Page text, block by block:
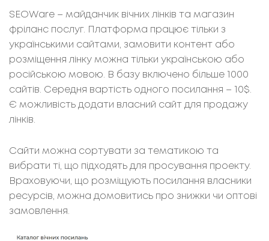
SEOWare – майданчик вічних лінків та магазин
фріланс послуг. Платформа працює тільки з
українськими сайтами, замовити контент або
розміщення лінку можна тільки українською або
російською мовою. В базу включено більше 1000
сайтів. Середня вартість одного посилання – 10$.
Є можливість додати власний сайт для продажу
лінків.
Сайти можна сортувати за тематикою та
вибрати ті, що підходять для просування проекту.
Враховуючи, що розміщують посилання власники
ресурсів, можна домовитись про знижки чи оптові
замовлення.